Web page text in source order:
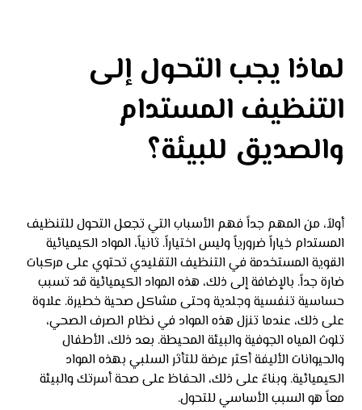
لماذا يجب التحول إلى
التنظيف المستدام
والصديق للبيئة؟
أولاً، من المهم جداً فهم الأسباب التي تجعل التحول للتنظيف
المستدام خياراً ضرورياً وليس اختياراً. ثانياً، المواد الكيميائية
القوية المستخدمة في التنظيف التقليدي تحتوي على مركبات
ضارة جداً. بالإضافة إلى ذلك، هذه المواد الكيميائية قد تسبب
حساسية تنفسية وجلدية وحتى مشاكل صحية خطيرة. علاوة
على ذلك، عندما تنزل هذه المواد في نظام الصرف الصحي،
تلوث المياه الجوفية والبيئة المحيطة. بعد ذلك، الأطفال
والحيوانات الأليفة أكثر عرضة للتأثر السلبي بهذه المواد
الكيميائية. وبناءً على ذلك، الحفاظ على صحة أسرتك والبيئة
معاً هو السبب الأساسي للتحول.